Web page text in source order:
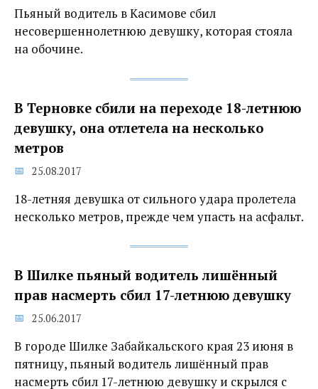
Пьяный водитель в Касимове сбил
несовершеннолетнюю девушку, которая стояла
на обочине.
В Терновке сбили на переходе 18-летнюю
девушку, она отлетела на несколько
метров
25.08.2017
18-летняя девушка от сильного удара пролетела
несколько метров, прежде чем упасть на асфальт.
В Шилке пьяный водитель лишённый
прав насмерть сбил 17-летнюю девушку
25.06.2017
В городе Шилке Забайкальского края 23 июня в
пятницу, пьяный водитель лишённый прав
насмерть сбил 17-летнюю девушку и скрылся с